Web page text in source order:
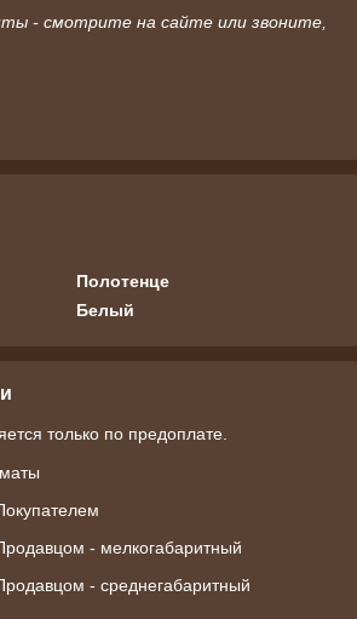
- смотрите на сайте или звоните,
Полотенце
Белый
только по предоплате.
- мелкогабаритный
- среднегабаритный